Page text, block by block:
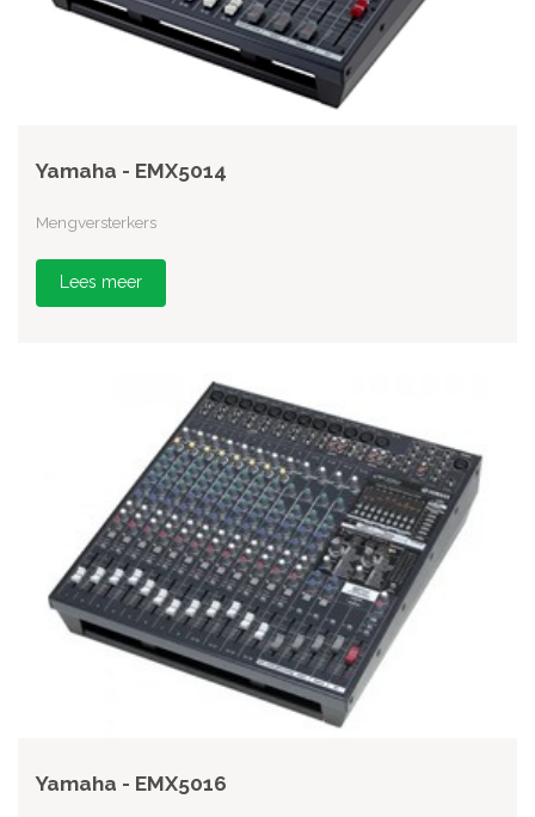
Yamaha - EMX5014
Mengversterkers
Lees meer
Yamaha - EMX5016